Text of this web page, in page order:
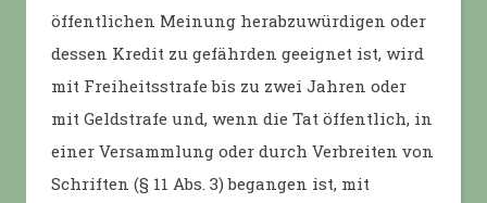
öffentlichen Meinung herabzuwürdigen oder
dessen Kredit zu gefährden geeignet ist, wird
mit Freiheitsstrafe bis zu zwei Jahren oder
mit Geldstrafe und, wenn die Tat öffentlich, in
einer Versammlung oder durch Verbreiten von
Schriften (§ 11 Abs. 3) begangen ist, mit